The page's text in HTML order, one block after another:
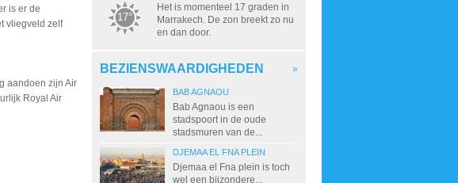
is er de
vliegveld zelf
aandoen zijn Air
Royal Air
17°
Het is momenteel 17 graden in
Marrakech. De zon breekt zo nu
en dan door.
BEZIENSWAARDIGHEDEN »
BAB AGNAOU
Bab Agnaou is een
stadspoort in de oude
stadsmuren van de...
DJEMAA EL FNA PLEIN
Djemaa el Fna plein is toch
wel een bijzondere...